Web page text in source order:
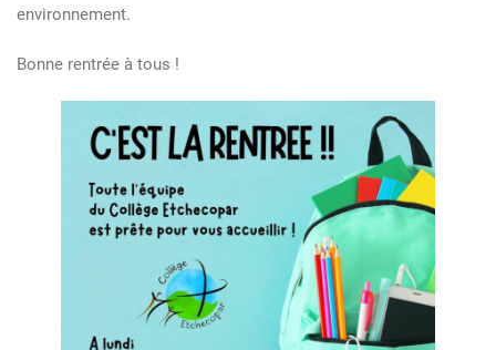
environnement.
Bonne rentrée à tous !